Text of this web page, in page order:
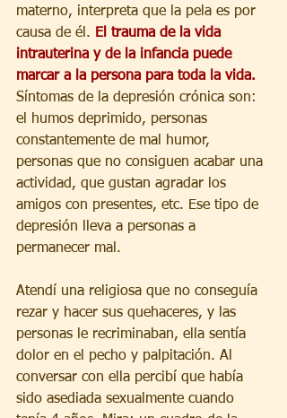
materno, interpreta que la pela es por
causa de él. El trauma de la vida
intrauterina y de la infancia puede
marcar a la persona para toda la vida.
Síntomas de la depresión crónica son:
el humos deprimido, personas
constantemente de mal humor,
personas que no consiguen acabar una
actividad, que gustan agradar los
amigos con presentes, etc. Ese tipo de
depresión lleva a personas a
permanecer mal.
Atendí una religiosa que no conseguía
rezar y hacer sus quehaceres, y las
personas le recriminaban, ella sentía
dolor en el pecho y palpitación. Al
conversar con ella percibí que había
sido asediada sexualmente cuando